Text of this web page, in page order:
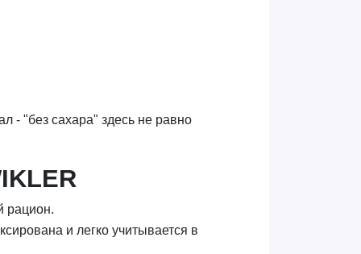
- "без сахара" здесь не равно
рацион.
и легко учитывается в